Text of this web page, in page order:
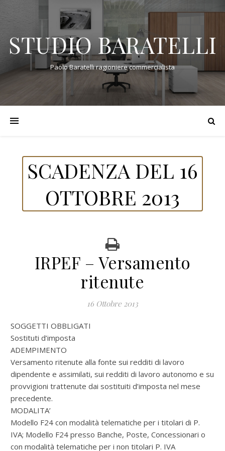
STUDIO BARATELLI
Paolo Baratelli ragioniere commercialista
SCADENZA DEL 16
OTTOBRE 2013
IRPEF – Versamento
ritenute
16 Ottobre 2013
SOGGETTI OBBLIGATI
Sostituti d’imposta
ADEMPIMENTO
Versamento ritenute alla fonte sui redditi di lavoro
dipendente e assimilati, sui redditi di lavoro autonomo e su
provvigioni trattenute dai sostituiti d’imposta nel mese
precedente.
MODALITA’
Modello F24 con modalità telematiche per i titolari di P.
IVA; Modello F24 presso Banche, Poste, Concessionari o
con modalità telematiche per i non titolari P. IVA